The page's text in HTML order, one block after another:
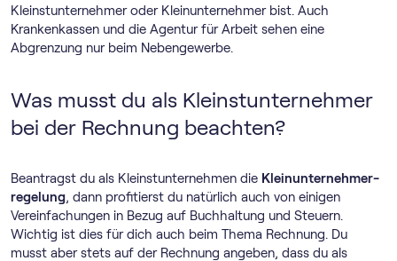
Kleinstunternehmer oder Kleinunternehmer bist. Auch
Krankenkassen und die Agentur für Arbeit sehen eine
Abgrenzung nur beim Nebengewerbe.
Was musst du als Kleinstunternehmer
bei der Rechnung beachten?
Beantragst du als Kleinstunternehmen die Klein­unternehmer­
regelung, dann profitierst du natürlich auch von einigen
Vereinfachungen in Bezug auf Buchhaltung und Steuern.
Wichtig ist dies für dich auch beim Thema Rechnung. Du
musst aber stets auf der Rechnung angeben, dass du als